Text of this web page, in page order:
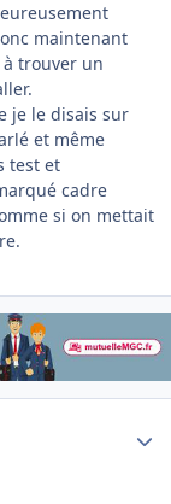
maintenant
trouver un
je le disais sur
et même
test et
cadre
si on mettait